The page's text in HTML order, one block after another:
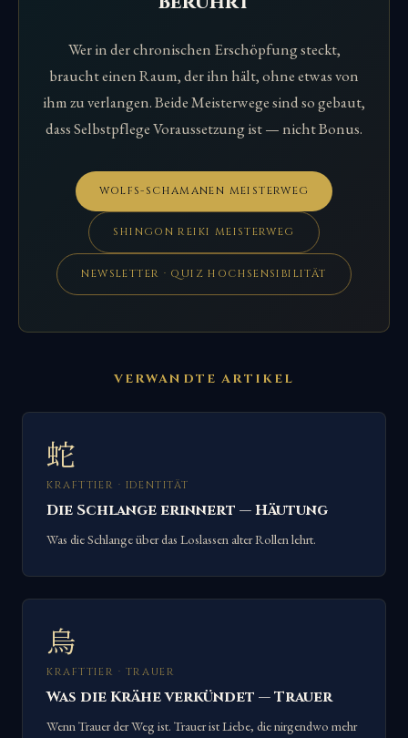
Wer in der chronischen Erschöpfung steckt,
braucht einen Raum, der ihn hält, ohne etwas von
ihm zu verlangen. Beide Meisterwege sind so gebaut,
dass Selbstpflege Voraussetzung ist — nicht Bonus.
WOLFS-SCHAMANEN MEISTERWEG
SHINGON REIKI MEISTERWEG
NEWSLETTER · QUIZ HOCHSENSIBILITÄT
VERWANDTE ARTIKEL
蛇
KRAFTTIER · IDENTITÄT
Die Schlange erinnert — Häutung
Was die Schlange über das Loslassen alter Rollen lehrt.
烏
KRAFTTIER · TRAUER
Was die Krähe verkündet — Trauer
Wenn Trauer der Weg ist. Trauer ist Liebe, die nirgendwo mehr